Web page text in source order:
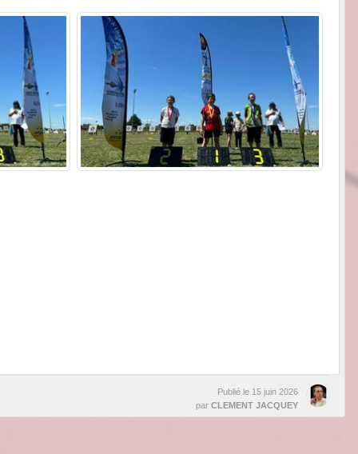
Publié le 15 juin 2026
par CLEMENT JACQUEY